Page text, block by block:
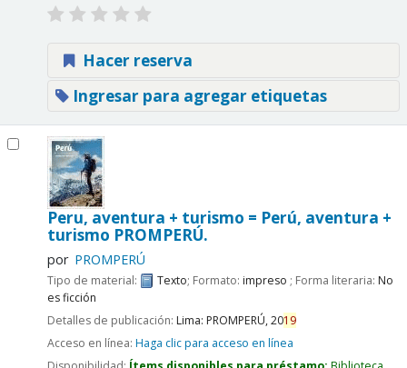
Hacer reserva
Ingresar para agregar etiquetas
Peru, aventura + turismo = Perú, aventura +
turismo PROMPERÚ.
por PROMPERÚ
Tipo de material: Texto; Formato: impreso ; Forma literaria: No
es ficción
Detalles de publicación: Lima: PROMPERÚ,2019
Acceso en línea: Haga clic para acceso en línea